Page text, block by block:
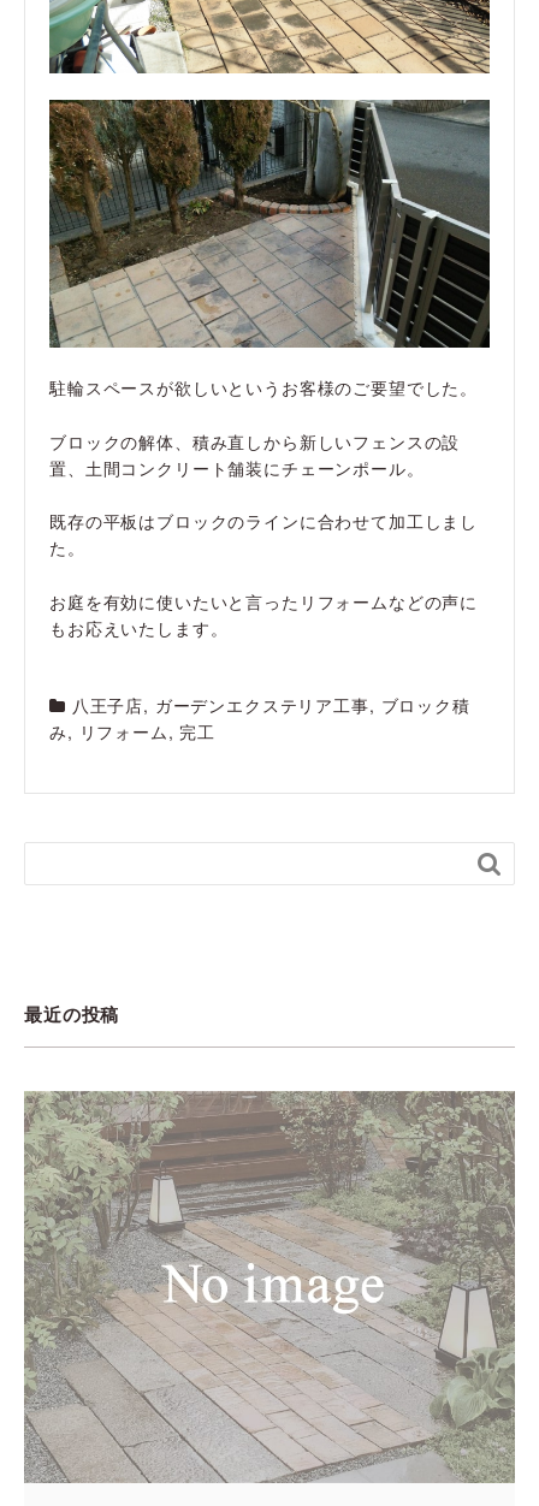
駐輪スペースが欲しいというお客様のご要望でした。
ブロックの解体、積み直しから新しいフェンスの設
置、土間コンクリート舗装にチェーンポール。
既存の平板はブロックのラインに合わせて加工しまし
た。
お庭を有効に使いたいと言ったリフォームなどの声に
もお応えいたします。
八王子店, ガーデンエクステリア工事, ブロック積
み, リフォーム , 完工

最近の投稿